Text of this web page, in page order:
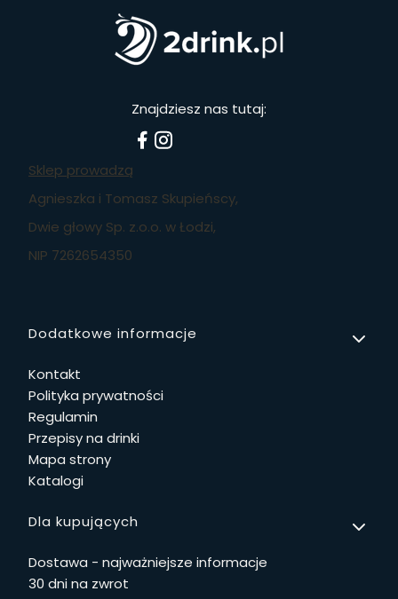
Znajdziesz nas tutaj:
Sklep prowadzą
Agnieszka i Tomasz Skupieńscy,
Dwie głowy Sp. z.o.o. w Łodzi,
NIP 7262654350
Linki w stopce
Dodatkowe informacje
Kontakt
Polityka prywatności
Regulamin
Przepisy na drinki
Mapa strony
Katalogi
Dla kupujących
Dostawa - najważniejsze informacje
30 dni na zwrot